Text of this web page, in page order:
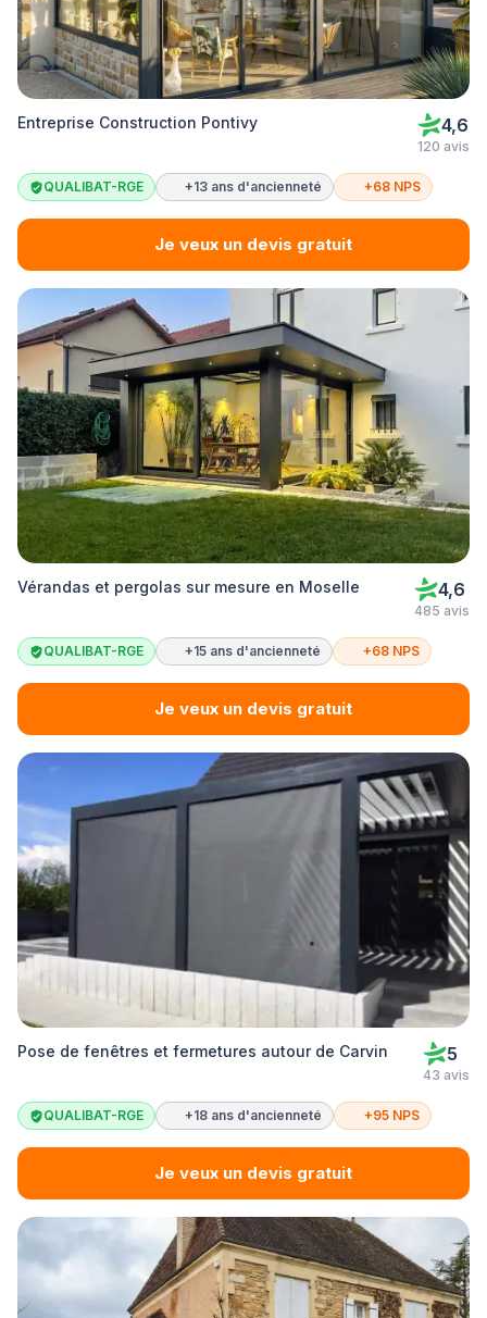
Entreprise Construction Pontivy 4,6
120 avis
QUALIBAT-RGE +13 ans d'ancienneté +68 NPS
Je veux un devis gratuit
Vérandas et pergolas sur mesure en Moselle 4,6
485 avis
QUALIBAT-RGE +15 ans d'ancienneté +68 NPS
Je veux un devis gratuit
Pose de fenêtres et fermetures autour de Carvin 5
43 avis
QUALIBAT-RGE +18 ans d'ancienneté +95 NPS
Je veux un devis gratuit